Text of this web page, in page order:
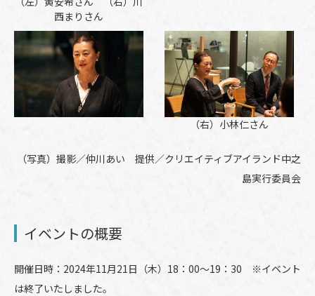
西まりさん
（右）小林仁さん
（写真）撮影／仲川あい 提供／クリエイティブアイランド中之
島実行委員会
イベントの概要
開催日時：2024年11月21日（木）18：00～19：30 ※イベント
は終了いたしました。